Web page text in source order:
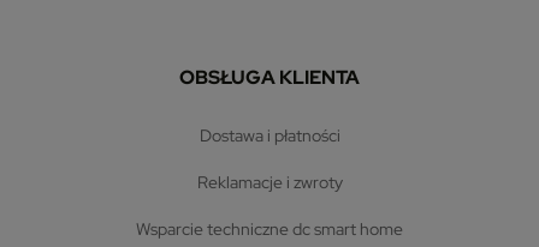
OBSŁUGA KLIENTA
dostawa i płatności
reklamacje i zwroty
wsparcie techniczne dc smart home